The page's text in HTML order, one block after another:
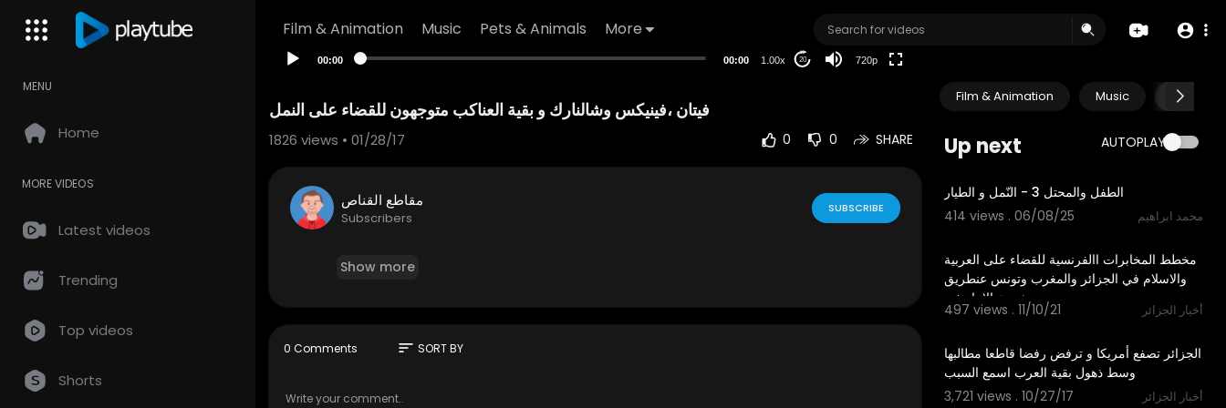
Film & Animation Music Pets & Animals More
MENU
Home
MORE VIDEOS
Latest videos
Trending
Top videos
Shorts
00:00 00:00 1.00x 20 720p
Film & Animation Music Pets &
Up next AUTOPLAY
الطفل والمحتل 3 - النّمل و الطيار
414 views . 06/08/25
محمد ابراهيم
مخطط المخابرات االفرنسية للقضاء على العربية
والاسلام في الجزائر والمغرب وتونس عنطريق
مشروع الامازيغي
497 views . 11/10/21 أخبار الجزائر
الجزائر تصفع أمريكا و ترفض رفضا قاطعا مطالبها
وسط ذهول بقية العرب اسمع السبب
3,721 views . 10/27/17
أخبار الجزائر
1826 views • 01/28/17 0 0 SHARE
مقاطع القناص
Subscribers
SUBSCRIBE
Show more
0 Comments sort SORT BY